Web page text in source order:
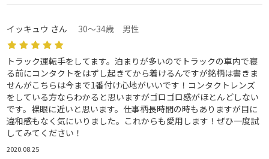
イッキュウ さん 30～34歳 男性
トラック運転手をしてます。泊まりが多いのでトラックの車内で寝
る前にコンタクトをはずし起きてから着けるんですが銘柄は書きま
せんがこちらは今まで1番付け心地がいいです！コンタクトレンズ
をしている方ならわかると思いますがゴロゴロ感がほとんどしない
です。裸眼に近いと思います。仕事柄長時間の時もありますが目に
違和感もなく気にいりました。これからも愛用します！ぜひ一度試
してみてください！
2020.08.25